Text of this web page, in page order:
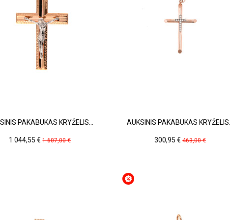
PAKABUKAS KRYŽELIS...
Kaina
1 044,55 € Pradinė
1 607,00 €
AUKSINIS PAKABUKAS KRYŽELIS...
Kaina
300,95 € Pradinė
463,00 €